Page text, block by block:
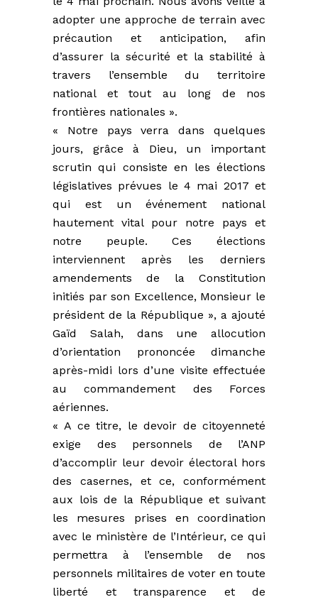
adopter une approche de terrain avec
précaution et anticipation, afin
d’assurer la sécurité et la stabilité à
travers l’ensemble du territoire
national et tout au long de nos
frontières nationales ».
« Notre pays verra dans quelques
jours, grâce à Dieu, un important
scrutin qui consiste en les élections
législatives prévues le 4 mai 2017 et
qui est un événement national
hautement vital pour notre pays et
notre peuple. Ces élections
interviennent après les derniers
amendements de la Constitution
initiés par son Excellence, Monsieur le
président de la République », a ajouté
Gaïd Salah, dans une allocution
d’orientation prononcée dimanche
après-midi lors d’une visite effectuée
au commandement des Forces
aériennes.
« A ce titre, le devoir de citoyenneté
exige des personnels de l’ANP
d’accomplir leur devoir électoral hors
des casernes, et ce, conformément
aux lois de la République et suivant
les mesures prises en coordination
avec le ministère de l’Intérieur, ce qui
permettra à l’ensemble de nos
personnels militaires de voter en toute
liberté et transparence et de